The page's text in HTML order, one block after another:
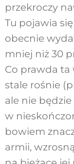
przekroczy
Tu pojawia
obecnie
mniej niż 30
Co prawda ta
stale rośnie
ale nie
w
bowiem
armii,